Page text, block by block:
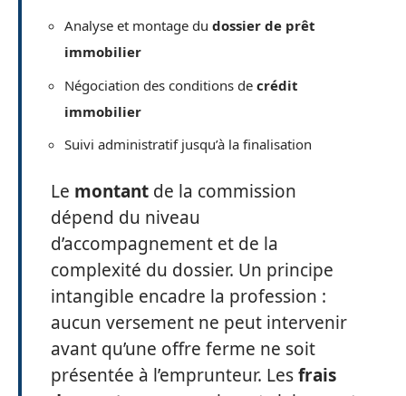
Analyse et montage du dossier de prêt
immobilier
Négociation des conditions de crédit
immobilier
Suivi administratif jusqu’à la finalisation
Le montant de la commission
dépend du niveau
d’accompagnement et de la
complexité du dossier. Un principe
intangible encadre la profession :
aucun versement ne peut intervenir
avant qu’une offre ferme ne soit
présentée à l’emprunteur. Lesfrais